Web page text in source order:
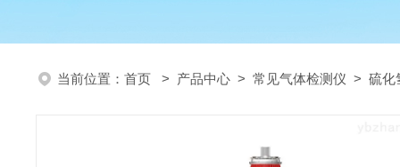
当前位置： 首页 > 产品中心 > 常见气体检测仪 > 硫化